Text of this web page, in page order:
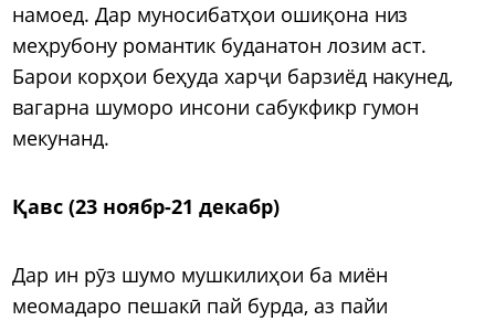
намоед. Дар муносибатҳои ошиқона низ
меҳрубону романтик буданатон лозим аст.
Барои корҳои беҳуда харҷи барзиёд накунед,
вагарна шуморо инсони сабукфикр гумон
мекунанд.
Қавс (23 ноябр-21 декабр)
Дар ин рӯз шумо мушкилиҳои ба миён
меомадаро пешакӣ пай бурда, аз пайи